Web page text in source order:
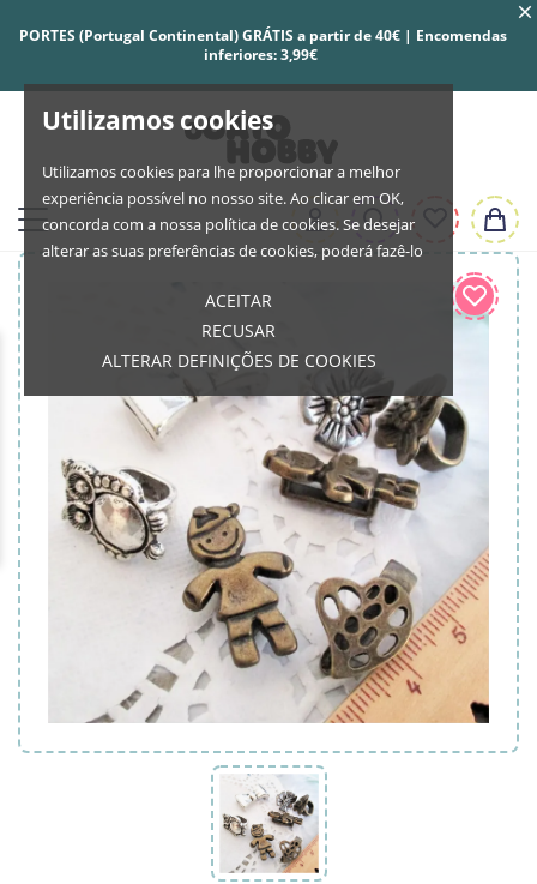
Utilizamos cookies
Utilizamos cookies para lhe proporcionar a melhor
experiência possível no nosso site. Ao clicar em OK,
concorda com a nossa política de cookies. Se desejar
alterar as suas preferências de cookies, poderá fazê-lo
ACEITAR
RECUSAR
ALTERAR DEFINIÇÕES DE COOKIES
PORTES (Portugal Continental) GRÁTIS a partir de 40€ | Encomendas
inferiores: 3,99€